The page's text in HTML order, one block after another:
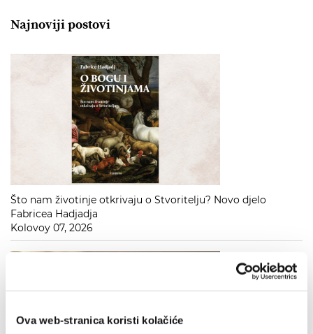
Ova web-stranica koristi kolačiće
Najnoviji postovi
Što nam životinje otkrivaju o Stvoritelju? Novo djelo
Fabricea Hadjadja
Kolovoy 07, 2026